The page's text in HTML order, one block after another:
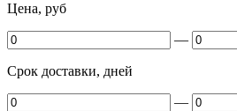
Цена, руб
—
Срок доставки, дней
—